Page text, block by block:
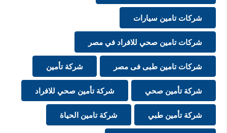
شركات تامين سيارات
شركات تامين صحي للافراد في مصر
شركات تامين طبى فى مصر شركة تأمين
شركة تأمين صحي شركة تأمين صحي للافراد
شركة تأمين طبي شركة تامين الحياة